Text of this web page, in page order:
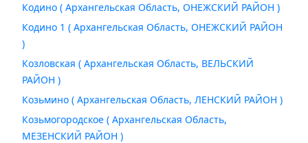
Кодино ( Архангельская Область, ОНЕЖСКИЙ РАЙОН )
Кодино 1 ( Архангельская Область, ОНЕЖСКИЙ РАЙОН
)
Козловская ( Архангельская Область, ВЕЛЬСКИЙ
РАЙОН )
Козьмино ( Архангельская Область, ЛЕНСКИЙ РАЙОН )
Козьмогородское ( Архангельская Область,
МЕЗЕНСКИЙ РАЙОН )